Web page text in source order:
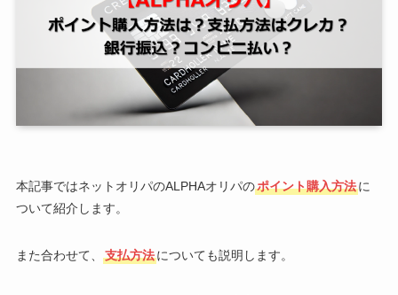
本記事ではネットオリパのALPHAオリパのポイント購入方法に
ついて紹介します。
また合わせて、 支払方法についても説明します。